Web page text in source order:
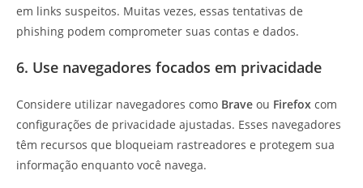
em links suspeitos. Muitas vezes, essas tentativas de
phishing podem comprometer suas contas e dados.
6. Use navegadores focados em privacidade
Considere utilizar navegadores como Brave ou Firefox com
configurações de privacidade ajustadas. Esses navegadores
têm recursos que bloqueiam rastreadores e protegem sua
informação enquanto você navega.